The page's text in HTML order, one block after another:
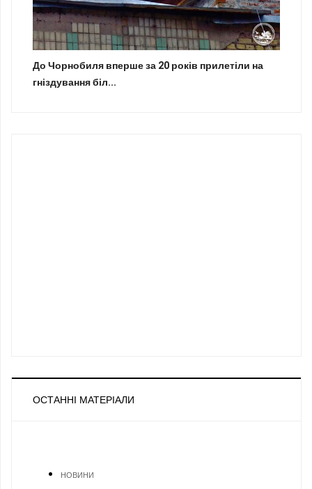
До Чорнобиля вперше за 20 років прилетіли на
гніздування біл...
ОСТАННІ МАТЕРІАЛИ
НОВИНИ